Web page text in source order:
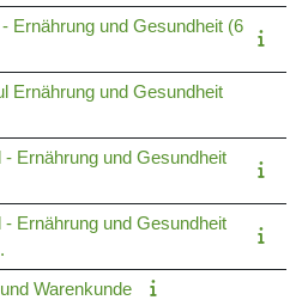
Ernährung und Gesundheit (6
Ernährung und Gesundheit
Ernährung und Gesundheit
Ernährung und Gesundheit
Warenkunde